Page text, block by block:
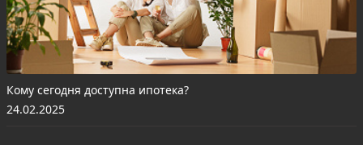
Кому сегодня доступна ипотека?
24.02.2025